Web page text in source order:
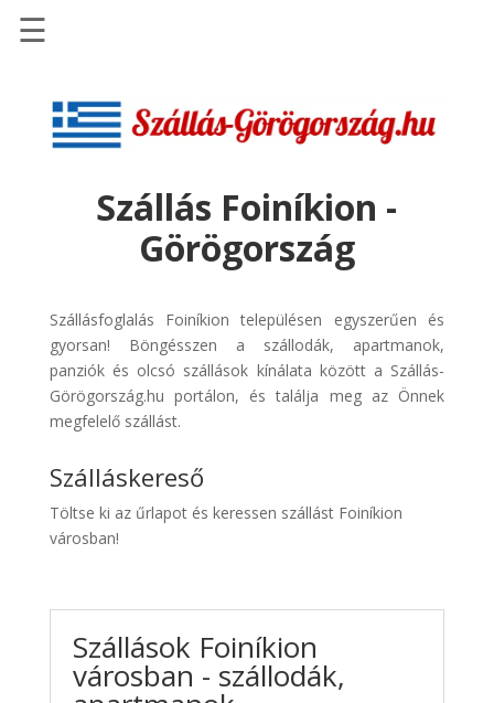
Szállások
Repülőjegy
pénzvisszatérítéssel
Discover
Cars
Transzfer
Kiwi
Taxi
☰
Szállás Foiníkion -
Görögország
Szállásfoglalás Foiníkion településen egyszerűen és
gyorsan! Böngésszen a szállodák, apartmanok,
panziók és olcsó szállások kínálata között a Szállás-
Görögország.hu portálon, és találja meg az Önnek
megfelelő szállást.
Szálláskereső
Töltse ki az űrlapot és keressen szállást Foiníkion
városban!
Szállások Foiníkion
városban - szállodák,